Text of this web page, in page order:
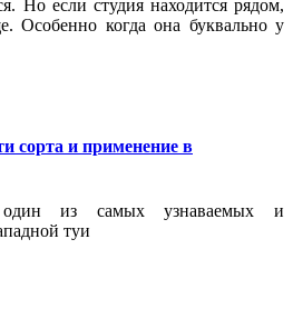
Но если студия находится рядом,
Особенно когда она буквально у
сорта и применение в
из самых узнаваемых и
туи